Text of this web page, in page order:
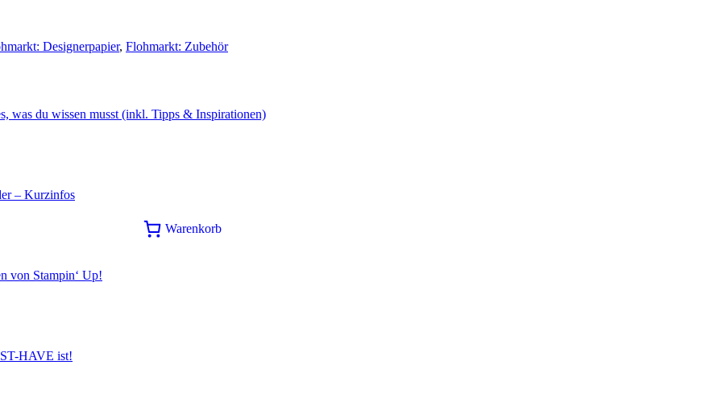
was du wissen musst (inkl. Tipps & Inspirationen)
– Kurzinfos
von Stampin‘ Up!
HAVE ist!
Designerpapier, Flohmarkt: Zubehör
Warenkorb